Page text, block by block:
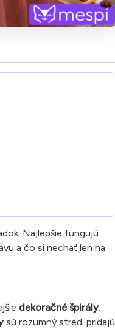
Najlepšie fungujú
a čo si nechať len na
dekoračné špirály.
sú rozumný stred: pridajú